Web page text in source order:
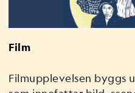
Film
Filmupplevelsen byggs